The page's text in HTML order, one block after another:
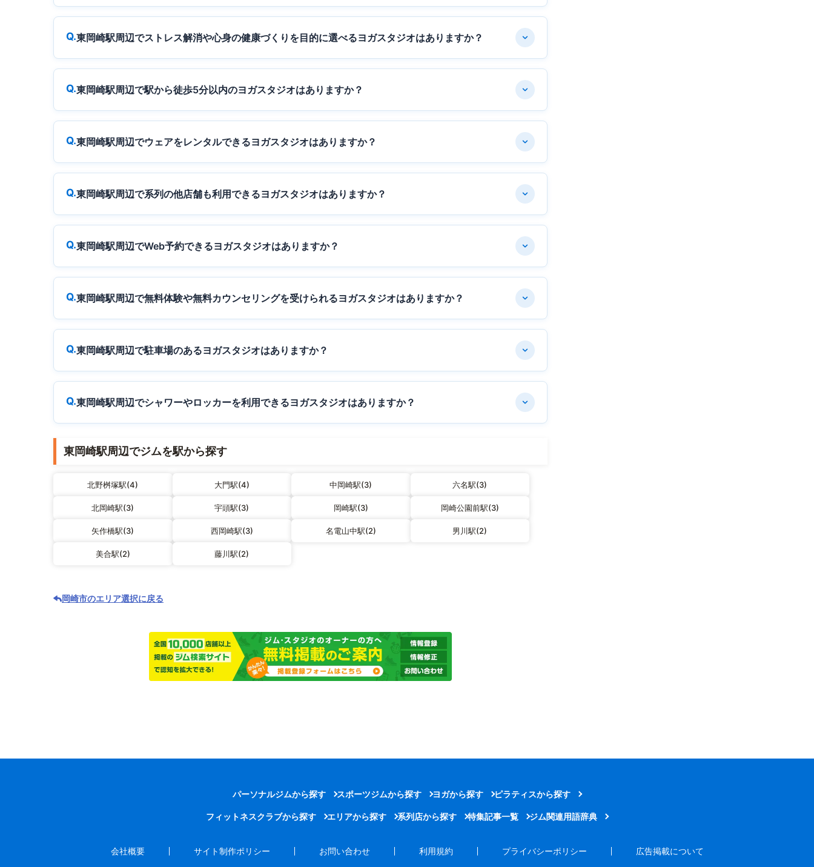
東岡崎駅周辺でストレス解消や心身の健康づくりを目的に選べるヨガスタジオはありますか？
東岡崎駅周辺で駅から徒歩5分以内のヨガスタジオはありますか？
東岡崎駅周辺でウェアをレンタルできるヨガスタジオはありますか？
東岡崎駅周辺で系列の他店舗も利用できるヨガスタジオはありますか？
東岡崎駅周辺でWeb予約できるヨガスタジオはありますか？
東岡崎駅周辺で無料体験や無料カウンセリングを受けられるヨガスタジオはありますか？
東岡崎駅周辺で駐車場のあるヨガスタジオはありますか？
東岡崎駅周辺でシャワーやロッカーを利用できるヨガスタジオはありますか？
東岡崎駅周辺でジムを駅から探す
北野桝塚駅(4) 大門駅(4) 中岡崎駅(3) 六名駅(3)
北岡崎駅(3) 宇頭駅(3) 岡崎駅(3) 岡崎公園前駅(3)
矢作橋駅(3) 西岡崎駅(3) 名電山中駅(2) 男川駅(2)
美合駅(2) 藤川駅(2)
岡崎市のエリア選択に戻る
パーソナルジムから探す スポーツジムから探す ヨガから探す ピラティスから探す
フィットネスクラブから探す エリアから探す 系列店から探す 特集記事一覧 ジム関連用語辞典
会社概要 サイト制作ポリシー お問い合わせ 利用規約 プライバシーポリシー 広告掲載について